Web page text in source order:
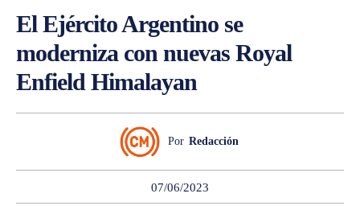
El Ejército Argentino se
moderniza con nuevas Royal
Enfield Himalayan
Por Redacción
07/06/2023